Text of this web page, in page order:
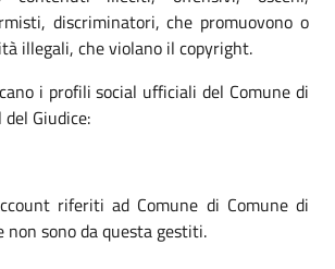
discriminatori, che promuovono o
illegali, che violano il copyright.
i profili social ufficiali del Comune di
Giudice:
riferiti ad Comune di Comune di
non sono da questa gestiti.